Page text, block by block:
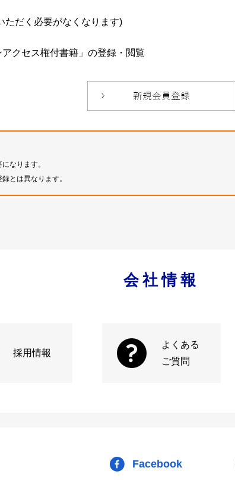
だく必要がなくなります)
クセス権付書籍」の登録・閲覧
なります。
録とは異なります。
会社情報
採用情報
よくある
ご質問
Facebook